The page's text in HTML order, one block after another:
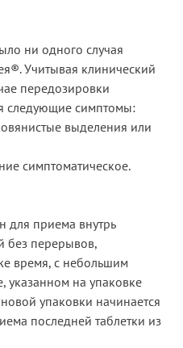
ни одного случая
Учитывая клинический
передозировки
следующие симптомы:
выделения или
симптоматическое.
для приема внутрь
без перерывов,
время, с небольшим
указанном на упаковке
упаковки начинается
последней таблетки из